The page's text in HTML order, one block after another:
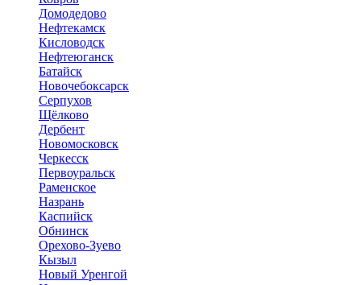
Домодедово
Нефтекамск
Кисловодск
Нефтеюганск
Батайск
Новочебоксарск
Серпухов
Щёлково
Дербент
Новомосковск
Черкесск
Первоуральск
Раменское
Назрань
Каспийск
Обнинск
Орехово-Зуево
Кызыл
Новый Уренгой